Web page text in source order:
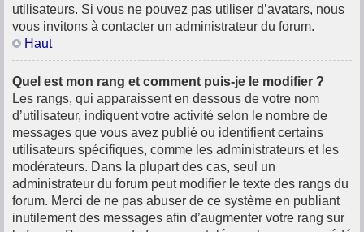
utilisateurs. Si vous ne pouvez pas utiliser d’avatars, nous
vous invitons à contacter un administrateur du forum.
Haut
Quel est mon rang et comment puis-je le modifier ?
Les rangs, qui apparaissent en dessous de votre nom
d’utilisateur, indiquent votre activité selon le nombre de
messages que vous avez publié ou identifient certains
utilisateurs spécifiques, comme les administrateurs et les
modérateurs. Dans la plupart des cas, seul un
administrateur du forum peut modifier le texte des rangs du
forum. Merci de ne pas abuser de ce système en publiant
inutilement des messages afin d’augmenter votre rang sur